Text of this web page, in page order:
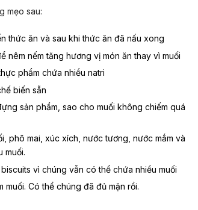
mẹo sau:
thức ăn và sau khi thức ăn đã nấu xong
nêm nếm tăng hương vị món ăn thay vì muối
phẩm chứa nhiều natri
biến sẵn
sản phẩm, sao cho muối không chiếm quá
phô mai, xúc xích, nước tương, nước mắm và
muối.
vì chúng vẫn có thể chứa nhiều muối
Có thể chúng đã đủ mặn rồi.